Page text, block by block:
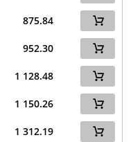
875.84
952.30
1 128.48
1 150.26
1 312.19